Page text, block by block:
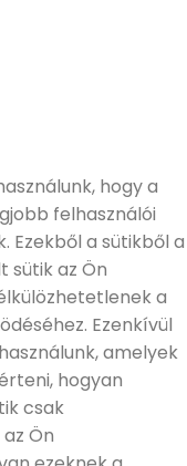
hogy a
felhasználói
Ezekből a sütikből a
sütik az Ön
a
Ezenkívül
amelyek
hogyan
csak
Ön